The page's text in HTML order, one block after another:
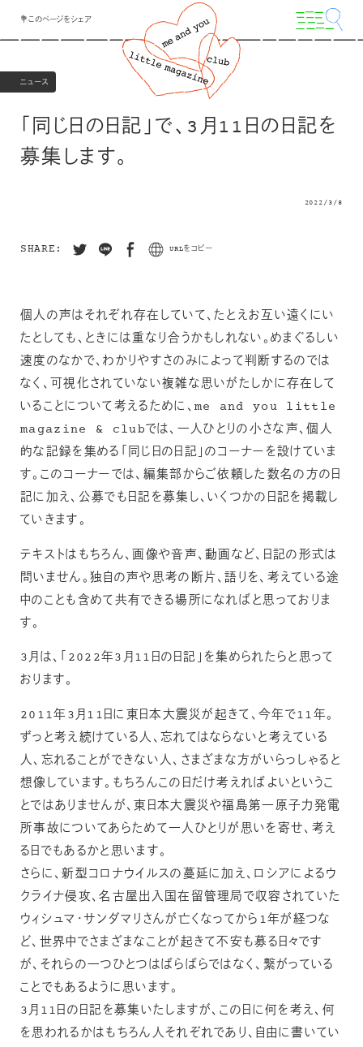
💐このページをシェア
ニュース
「同じ日の日記」で、3月11日の日記を
募集します。
2022/3/8
SHARE: URLをコピー
個人の声はそれぞれ存在していて、たとえお互い遠くにい
たとしても、ときには重なり合うかもしれない。めまぐるしい
速度のなかで、わかりやすさのみによって判断するのでは
なく、可視化されていない複雑な思いがたしかに存在して
いることについて考えるために、me and you little
magazine & clubでは、一人ひとりの小さな声、個人
的な記録を集める「同じ日の日記」のコーナーを設けていま
す。このコーナーでは、編集部からご依頼した数名の方の日
記に加え、公募でも日記を募集し、いくつかの日記を掲載し
ていきます。
テキストはもちろん、画像や音声、動画など、日記の形式は
問いません。独自の声や思考の断片、語りを、考えている途
中のことも含めて共有できる場所になればと思っておりま
す。
3月は、「2022年3月11日の日記」を集められたらと思って
おります。
2011年3月11日に東日本大震災が起きて、今年で11年。
ずっと考え続けている人、忘れてはならないと考えている
人、忘れることができない人、さまざまな方がいらっしゃると
想像しています。もちろんこの日だけ考えればよいというこ
とではありませんが、東日本大震災や福島第一原子力発電
所事故についてあらためて一人ひとりが思いを寄せ、考え
る日でもあるかと思います。
さらに、新型コロナウイルスの蔓延に加え、ロシアによるウ
クライナ侵攻、名古屋出入国在留管理局で収容されていた
ウィシュマ・サンダマリさんが亡くなってから1年が経つな
ど、世界中でさまざまなことが起きて不安も募る日々です
が、それらの一つひとつはばらばらではなく、繋がっている
ことでもあるように思います。
3月11日の日記を募集いたしますが、この日に何を考え、何
を思われるかはもちろん人それぞれであり、自由に書いてい